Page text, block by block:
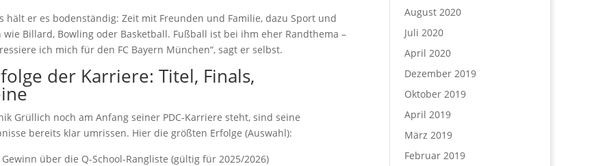
hält er es bodenständig: Zeit mit Freunden und Familie, dazu Sport und
wie Billard, Bowling oder Basketball. Fußball ist bei ihm eher Randthema –
ich mich für den FC Bayern München“, sagt er selbst.
der Karriere: Titel, Finals,
Grüllich noch am Anfang seiner PDC-Karriere steht, sind seine
bereits klar umrissen. Hier die größten Erfolge (Auswahl):
Gewinn über die Q-School-Rangliste (gültig für 2025/2026)
August 2020
Juli 2020
April 2020
Dezember 2019
Oktober 2019
April 2019
März 2019
Februar 2019